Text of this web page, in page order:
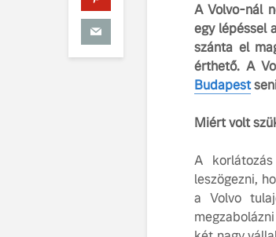
A Volvo-nál
egy lépéssel
szánta el
érthető. A
Budapest
Miért volt
A
leszögezni,
a Volvo